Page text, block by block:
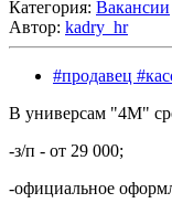
Категория: Вакансии
Автор: kadry_hr
#продавец
В универсам "4М"
-з/п - от 29 000;
-официальное